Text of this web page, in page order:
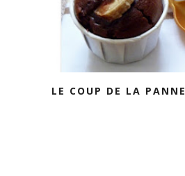
LE COUP DE LA PANNE